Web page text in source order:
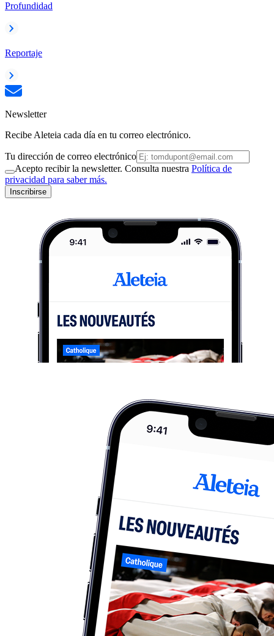
Profundidad
Reportaje
Newsletter
Recibe Aleteia cada día en tu correo electrónico.
Tu dirección de correo electrónico
Acepto recibir la newsletter. Consulta nuestra Política de
privacidad para saber más.
Inscribirse